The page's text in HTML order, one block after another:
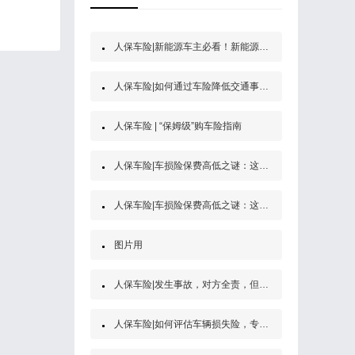
人保车险|新能源车主必看！新能源汽车第三者责任保险
人保车险|如何通过车险降低交通事故的经济风险？
人保车险 | “保姆级”购车险指南
人保车险|车损险保费高低之谜：这些因素决定了你的保费
人保车险|车损险保费高低之谜：这些因素决定了你的保费
图片用
人保车险|发生事故，对方全责，但是他没买保险怎么办？
人保车险|如何评估车辆损失险，专家为你解答